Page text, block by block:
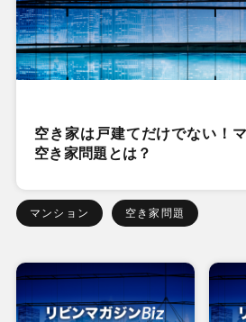
空き家は戸建てだけでない！
空き家問題とは？
マンション 空き家問題